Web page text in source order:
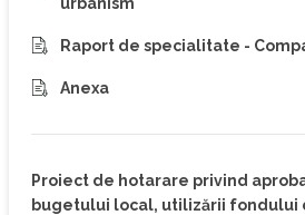
Raport de specialitate -
Anexa
Proiect de hotarare privind
bugetului local, utilizării fondului